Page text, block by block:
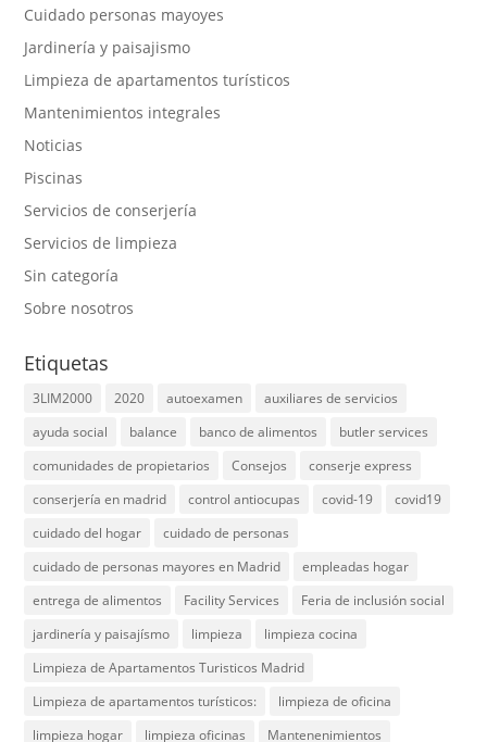
Cuidado personas mayoyes
Jardinería y paisajismo
Limpieza de apartamentos turísticos
Mantenimientos integrales
Noticias
Piscinas
Servicios de conserjería
Servicios de limpieza
Sin categoría
Sobre nosotros
Etiquetas
3LIM2000 2020 autoexamen
auxiliares de servicios
ayuda social
balance banco de alimentos
butler services
comunidades de propietarios
Consejos
conserje express
conserjería en madrid
control antiocupas covid-19
covid19
cuidado del hogar
cuidado de personas
cuidado de personas mayores en Madrid
empleadas hogar
entrega de alimentos
Facility Services
Feria de inclusión social
jardinería y paisajísmo
limpieza
limpieza cocina
Limpieza de Apartamentos Turisticos Madrid
Limpieza de apartamentos turísticos:
limpieza de oficina
limpieza hogar
limpieza oficinas
Mantenenimientos